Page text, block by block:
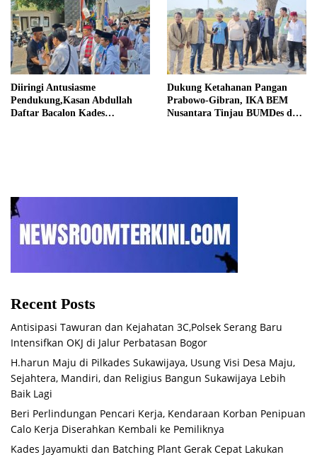
Diiringi Antusiasme
Pendukung,Kasan Abdullah
Daftar Bacalon Kades
Dukung Ketahanan Pangan
Prabowo-Gibran, IKA BEM
Nusantara Tinjau BUMDes dan
Recent Posts
Antisipasi Tawuran dan Kejahatan 3C,Polsek Serang Baru
Intensifkan OKJ di Jalur Perbatasan Bogor
H.harun Maju di Pilkades Sukawijaya, Usung Visi Desa Maju,
Sejahtera, Mandiri, dan Religius Bangun Sukawijaya Lebih
Baik Lagi
Beri Perlindungan Pencari Kerja, Kendaraan Korban Penipuan
Calo Kerja Diserahkan Kembali ke Pemiliknya
Kades Jayamukti dan Batching Plant Gerak Cepat Lakukan